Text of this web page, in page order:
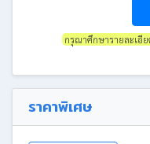
กรุณาศึกษารายละเอี
ราคาพิเศษ